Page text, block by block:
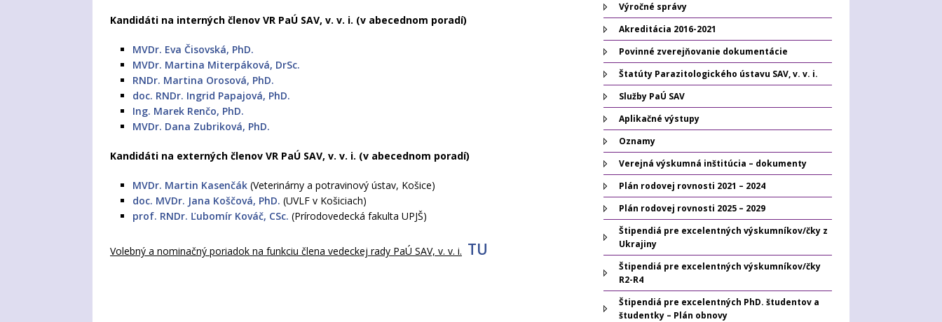
Kandidáti na interných členov VR PaÚ SAV, v. v. i. (v abecednom poradí)
MVDr. Eva Čisovská, PhD.
MVDr. Martina Miterpáková, DrSc.
RNDr. Martina Orosová, PhD.
doc. RNDr. Ingrid Papajová, PhD.
Ing. Marek Renčo, PhD.
MVDr. Dana Zubriková, PhD.
Kandidáti na externých členov VR PaÚ SAV, v. v. i. (v abecednom poradí)
MVDr. Martin Kasenčák (Veterinárny a potravinový ústav, Košice)
doc. MVDr. Jana Koščová, PhD. (UVLF v Košiciach)
prof. RNDr. Ľubomír Kováč, CSc. (Prírodovedecká fakulta UPJŠ)
Volebný a nominačný poriadok na funkciu člena vedeckej rady PaÚ SAV, v. v. i. TU
Výročné správy
Akreditácia 2016-2021
Povinné zverejňovanie dokumentácie
Štatúty Parazitologického ústavu SAV, v. v. i.
Služby PaÚ SAV
Aplikačné výstupy
Oznamy
Verejná výskumná inštitúcia – dokumenty
Plán rodovej rovnosti 2021 – 2024
Plán rodovej rovnosti 2025 – 2029
Štipendiá pre excelentných výskumníkov/čky z
Ukrajiny
Štipendiá pre excelentných výskumníkov/čky
R2-R4
Štipendiá pre excelentných PhD. študentov a
študentky – Plán obnovy